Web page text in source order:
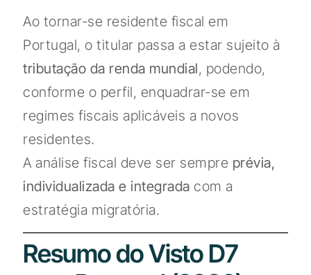
Ao tornar-se residente fiscal em
Portugal, o titular passa a estar sujeito à
tributação da renda mundial, podendo,
conforme o perfil, enquadrar-se em
regimes fiscais aplicáveis a novos
residentes.
A análise fiscal deve ser sempre prévia,
individualizada e integrada com a
estratégia migratória.
Resumo do Visto D7